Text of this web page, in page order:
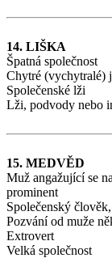
14. LIŠKA
Špatná společnost
Chytré (vychytralé)
Společenské lži
Lži, podvody nebo
15. MEDVĚD
Muž angažující se
prominent
Společenský
Pozvání od muže
Extrovert
Velká společnost